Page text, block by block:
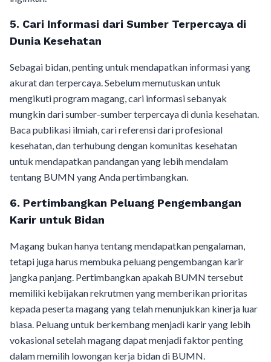
5. Cari Informasi dari Sumber Terpercaya di
Dunia Kesehatan
Sebagai bidan, penting untuk mendapatkan informasi yang
akurat dan terpercaya. Sebelum memutuskan untuk
mengikuti program magang, cari informasi sebanyak
mungkin dari sumber-sumber terpercaya di dunia kesehatan.
Baca publikasi ilmiah, cari referensi dari profesional
kesehatan, dan terhubung dengan komunitas kesehatan
untuk mendapatkan pandangan yang lebih mendalam
tentang BUMN yang Anda pertimbangkan.
6. Pertimbangkan Peluang Pengembangan
Karir untuk Bidan
Magang bukan hanya tentang mendapatkan pengalaman,
tetapi juga harus membuka peluang pengembangan karir
jangka panjang. Pertimbangkan apakah BUMN tersebut
memiliki kebijakan rekrutmen yang memberikan prioritas
kepada peserta magang yang telah menunjukkan kinerja luar
biasa. Peluang untuk berkembang menjadi karir yang lebih
vokasional setelah magang dapat menjadi faktor penting
dalam memilih lowongan kerja bidan di BUMN.